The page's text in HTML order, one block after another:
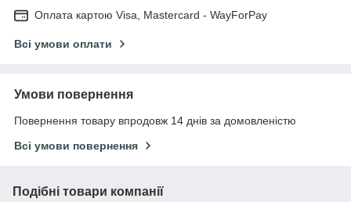
Оплата картою Visa, Mastercard - WayForPay
Всі умови оплати
Умови повернення
Повернення товару впродовж 14 днів за домовленістю
Всі умови повернення
Подібні товари компанії